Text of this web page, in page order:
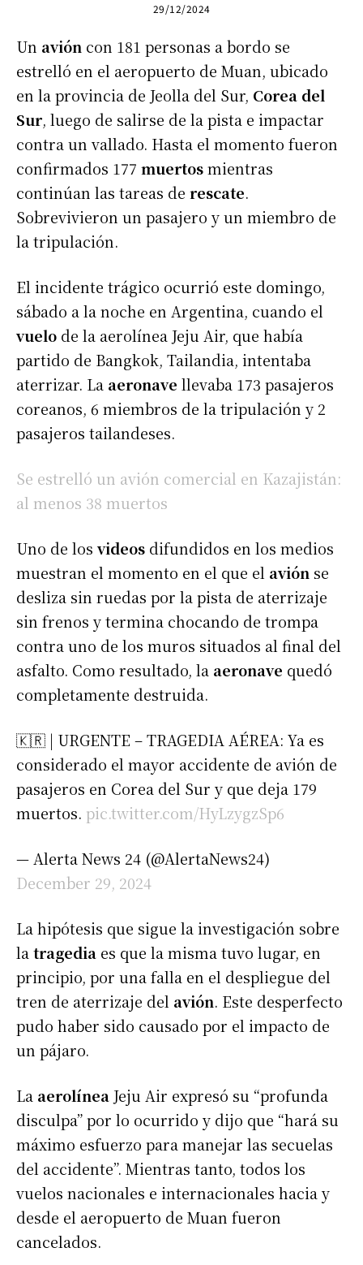
29/12/2024
Un avión con 181 personas a bordo se
estrelló en el aeropuerto de Muan, ubicado
en la provincia de Jeolla del Sur, Corea del
Sur, luego de salirse de la pista e impactar
contra un vallado. Hasta el momento fueron
confirmados 177 muertosmientras
continúan las tareas de rescate.
Sobrevivieron un pasajero y un miembro de
la tripulación.
El incidente trágico ocurrió este domingo,
sábado a la noche en Argentina, cuando el
vuelo de la aerolínea Jeju Air, que había
partido de Bangkok, Tailandia, intentaba
aterrizar. La aeronave llevaba 173 pasajeros
coreanos, 6 miembros de la tripulación y 2
pasajeros tailandeses.
Se estrelló un avión comercial en Kazajistán:
al menos 38 muertos
Uno de los videos difundidos en los medios
muestran el momento en el que el avión se
desliza sin ruedas por la pista de aterrizaje
sin frenos y termina chocando de trompa
contra uno de los muros situados al final del
asfalto. Como resultado, la aeronave quedó
completamente destruida.
🇰🇷 | URGENTE – TRAGEDIA AÉREA: Ya es
considerado el mayor accidente de avión de
pasajeros en Corea del Sur y que deja 179
muertos. pic.twitter.com/HyLzygzSp6
— Alerta News 24 (@AlertaNews24)
December 29, 2024
La hipótesis que sigue la investigación sobre
la tragedia es que la misma tuvo lugar, en
principio, por una falla en el despliegue del
tren de aterrizaje del avión. Este desperfecto
pudo haber sido causado por el impacto de
un pájaro.
La aerolínea Jeju Air expresó su “profunda
disculpa” por lo ocurrido y dijo que “hará su
máximo esfuerzo para manejar las secuelas
del accidente”. Mientras tanto, todos los
vuelos nacionales e internacionales hacia y
desde el aeropuerto de Muan fueron
cancelados.